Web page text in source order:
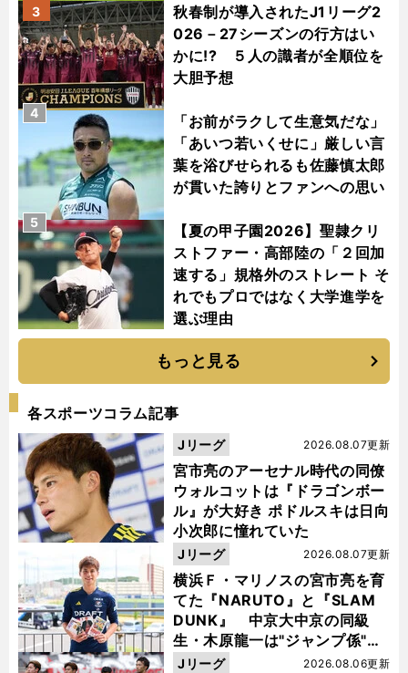
秋春制が導入されたJ1リーグ2
026－27シーズンの行方はい
かに!? ５人の識者が全順位を
大胆予想
3
「お前がラクして生意気だな」
「あいつ若いくせに」厳しい言
葉を浴びせられるも佐藤慎太郎
が貫いた誇りとファンへの思い
4
【夏の甲子園2026】聖隷クリ
ストファー・高部陸の「２回加
速する」規格外のストレート そ
れでもプロではなく大学進学を
選ぶ理由
5
もっと見る
各スポーツコラム記事
宮市亮のアーセナル時代の同僚
ウォルコットは『ドラゴンボー
ル』が大好き ポドルスキは日向
小次郎に憧れていた
2026.08.07更新
Jリーグ
横浜Ｆ・マリノスの宮市亮を育
てた『NARUTO』と『SLAM
DUNK』 中京大中京の同級
生・木原龍一は"ジャンプ係"だ
った
2026.08.07更新
Jリーグ
2026.08.06更新
Jリーグ